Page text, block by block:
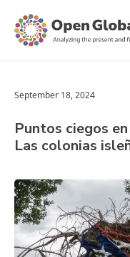
September 18, 2024
Puntos ciegos
Las colonias